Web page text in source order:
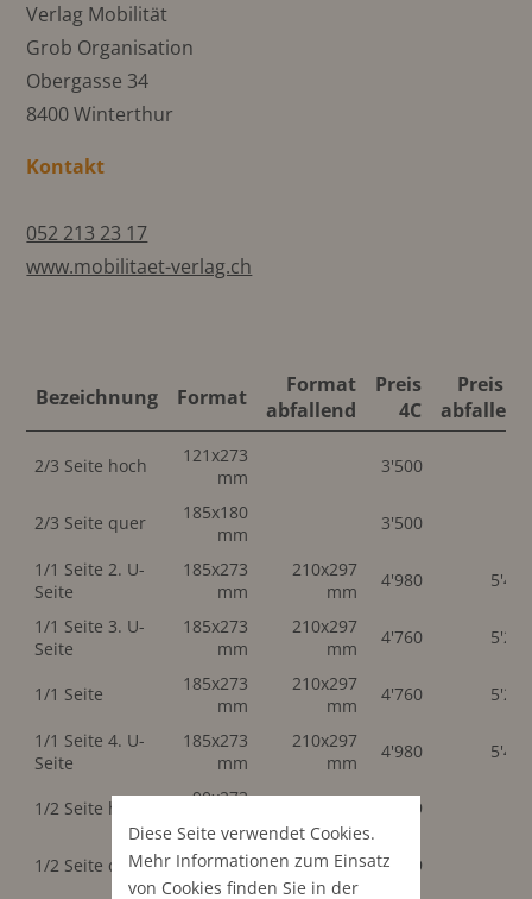
Verlag Mobilität
Grob Organisation
Obergasse 34
8400 Winterthur
Kontakt
052 213 23 17
www.mobilitaet-verlag.ch
Bezeichnung Format
Format
abfallend
Preis
4C
Preis 4C
abfallend
2/3 Seite hoch
121x273
mm
3'500
2/3 Seite quer
185x180
mm
3'500
1/1 Seite 2. U-
Seite
185x273
mm
210x297
mm
4'980 5'478
1/1 Seite 3. U-
Seite
185x273
mm
210x297
mm
4'760 5'236
1/1 Seite
185x273
mm
210x297
mm
4'760 5'236
1/1 Seite 4. U-
Seite
185x273
mm
210x297
mm
4'980 5'478
1/2 Seite hoch
90x273
2'989
1/2 Seite quer
185x134
mm
2'989
Diese Seite verwendet Cookies.
Mehr Informationen zum Einsatz
von Cookies finden Sie in der